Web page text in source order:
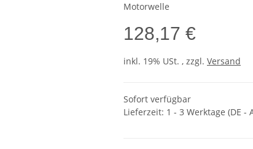
Motorwelle
128,17 €
inkl. 19% USt. , zzgl. Versand
Sofort verfügbar
Lieferzeit: 1 - 3 Werktage (DE -